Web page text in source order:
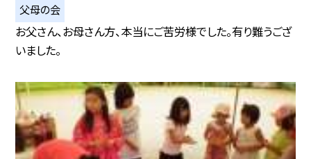
父母の会
お父さん、お母さん方、本当にご苦労様でした。有り難うござ
いました。